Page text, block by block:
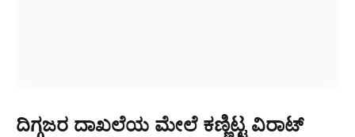
ದಿಗ್ಗಜರ ದಾಖಲೆಯ ಮೇಲೆ ಕಣ್ಣಿಟ್ಟ ವಿರಾಟ್‌